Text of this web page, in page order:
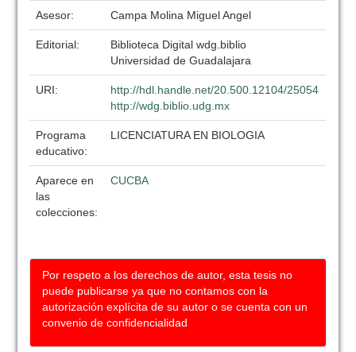
Asesor: Campa Molina Miguel Angel
Editorial:
Biblioteca Digital wdg.biblio
Universidad de Guadalajara
URI:
http://hdl.handle.net/20.500.12104/25054
http://wdg.biblio.udg.mx
Programa
educativo:
LICENCIATURA EN BIOLOGIA
Aparece en
las
colecciones:
CUCBA
Por respeto a los derechos de autor, esta tesis no
puede publicarse ya que no contamos con la
autorización explícita de su autor o se cuenta con un
convenio de confidencialidad